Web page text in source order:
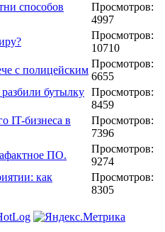
способов
Просмотров:
4997
Просмотров:
10710
с полицейским
Просмотров:
6655
бутылку Просмотров:
8459
IT-бизнеса в
Просмотров:
7396
ПО.
Просмотров:
9274
как
Просмотров:
8305